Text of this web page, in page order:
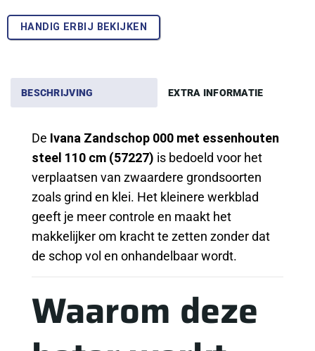
HANDIG ERBIJ BEKIJKEN
BESCHRIJVING EXTRA INFORMATIE
De Ivana Zandschop 000 met essenhouten
steel 110 cm (57227) is bedoeld voor het
verplaatsen van zwaardere grondsoorten
zoals grind en klei. Het kleinere werkblad
geeft je meer controle en maakt het
makkelijker om kracht te zetten zonder dat
de schop vol en onhandelbaar wordt.
Waarom deze